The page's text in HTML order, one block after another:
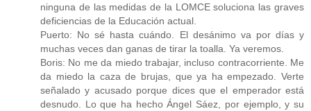
ninguna de las medidas de la LOMCE soluciona las graves
deficiencias de la Educación actual.
Puerto: No sé hasta cuándo. El desánimo va por días y
muchas veces dan ganas de tirar la toalla. Ya veremos.
Boris: No me da miedo trabajar, incluso contracorriente. Me
da miedo la caza de brujas, que ya ha empezado. Verte
señalado y acusado porque dices que el emperador está
desnudo. Lo que ha hecho Ángel Sáez, por ejemplo, y su